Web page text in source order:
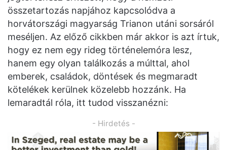
összetartozás napjához kapcsolódva a
horvátországi magyarság Trianon utáni sorsáról
meséljen. Az előző cikkben már akkor is azt írtuk,
hogy ez nem egy rideg történelemóra lesz,
hanem egy olyan találkozás a múlttal, ahol
emberek, családok, döntések és megmaradt
kötelékek kerülnek közelebb hozzánk. Ha
lemaradtál róla, itt tudod visszanézni:
- Hirdetés -